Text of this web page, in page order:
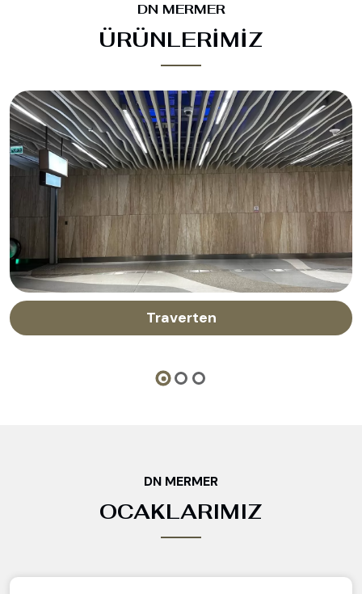
DN MERMER
ÜRÜNLERIMIZ
Traverten
DN MERMER
OCAKLARIMIZ